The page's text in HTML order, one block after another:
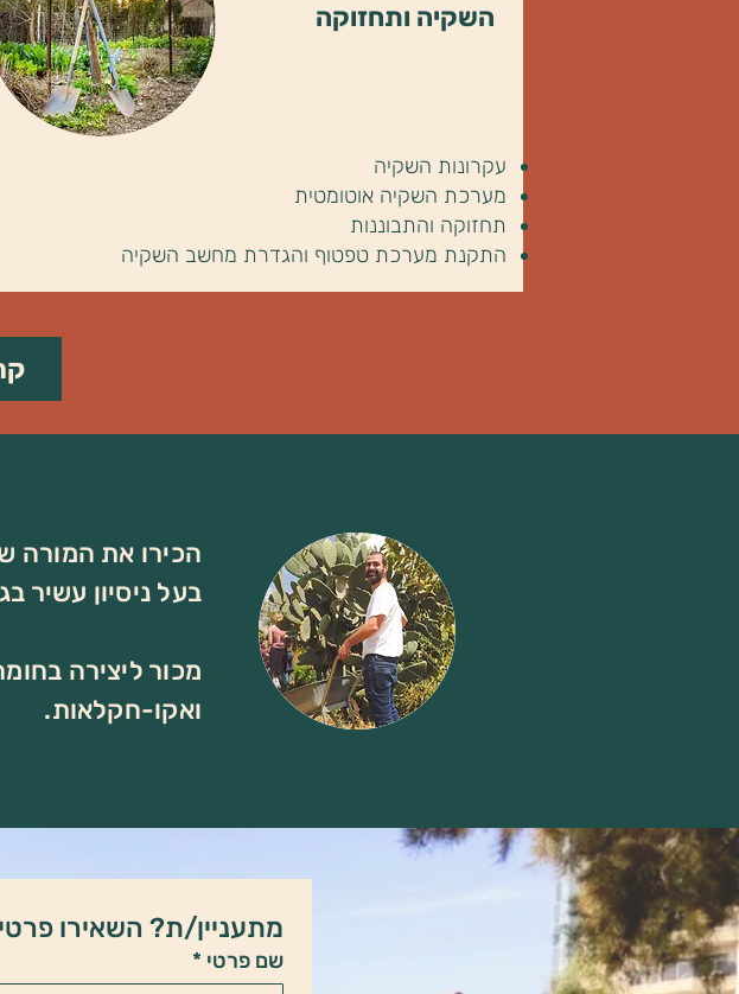
השקיה ותחזוקה
עקרונות השקיה
מערכת השקיה אוטומטית
תחזוקה והתבוננות
התקנת מערכת טפטוף והגדרת מחשב השקיה
הכירו את המורה
בעל ניסיון עשיר
מכור ליצירה
ואקו-חקלאות.
מתעניין/ת? השאירו
שם פרטי *